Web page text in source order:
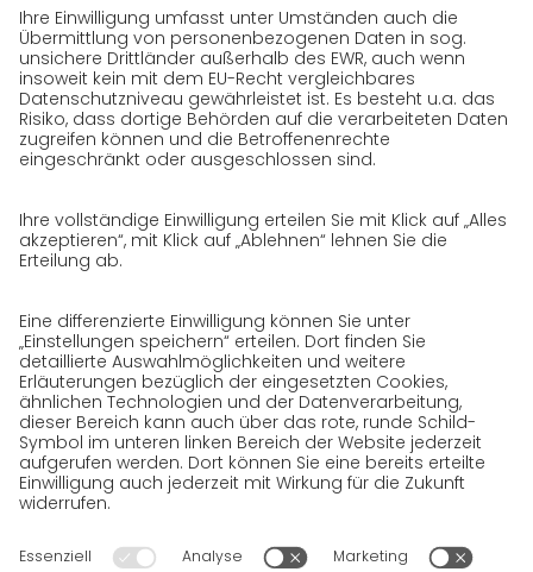
Presse
Karriere
GO! als Arbeitgeber
Arbeitsbereiche
Initiativbewerbung bei GO!
Datenschutz
Datenschutzerklärung für Website
Datenschutzerklärung für GeschäftspartnerInnen
SendungsempfängerInnen
Datenschutzerklärung BewerberInnen
Datenschutzerklärung Webportal
Datenschutzerklärung Social Media
Datenschutzerklärung GO! App
Impressum
AGB
Rechtshinweise
Cookies